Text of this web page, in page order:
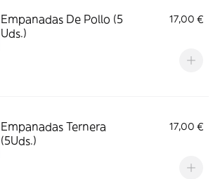
Empanadas De Pollo (5
Uds.)
17,00 €
Empanadas Ternera
(5Uds.)
17,00 €